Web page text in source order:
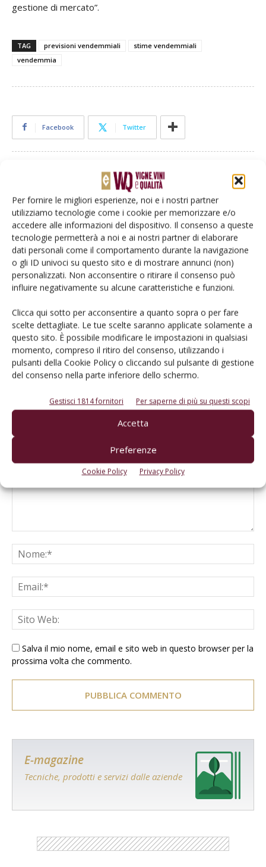
Per fornire le migliori esperienze, noi e i nostri partner
utilizziamo tecnologie come i cookie per memorizzare e/o
accedere alle informazioni del dispositivo. Il consenso a queste
tecnologie permetterà a noi e ai nostri partner di elaborare
dati personali come il comportamento durante la navigazione
o gli ID univoci su questo sito e di mostrare annunci (non)
personalizzati. Non acconsentire o ritirare il consenso può
influire negativamente su alcune caratteristiche e funzioni.
Clicca qui sotto per acconsentire a quanto sopra o per fare
scelte dettagliate. Le tue scelte saranno applicate solamente a
questo sito. È possibile modificare le impostazioni in qualsiasi
momento, compreso il ritiro del consenso, utilizzando i
pulsanti della Cookie Policy o cliccando sul pulsante di gestione
del consenso nella parte inferiore dello schermo.
Gestisci 1814 fornitori Per saperne di più su questi scopi
Accetta
Preferenze
Cookie Policy Privacy Policy
gestione di mercato”.
TAG previsioni vendemmiali
stime vendemmiali
vendemmia
Facebook Twitter
La vendemmia diventa automatizzata
anche grazie a igus
Veneto Agricoltura e Regione Veneto:
presentate le previsioni vendemmiali
2024
La vendemmia diventa 4.0 grazie a
Polyscan di Vinventions
LASCIA UN COMMENTO
Salva il mio nome, email e sito web in questo browser per la
prossima volta che commento.
E-magazine
Tecniche, prodotti e servizi dalle aziende